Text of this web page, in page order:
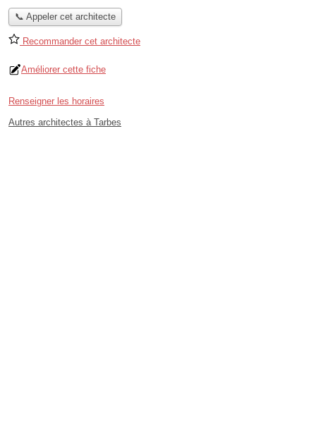
📞 Appeler cet architecte
Recommander cet architecte
Améliorer cette fiche
Renseigner les horaires
Autres architectes à Tarbes